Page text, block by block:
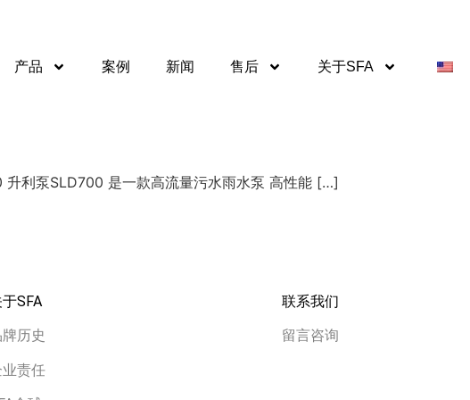
产品 案例 新闻 售后 关于SFA
利泵SLD700 是一款高流量污水雨水泵 高性能 […]
SFA
历史
责任
联系我们
留言咨询